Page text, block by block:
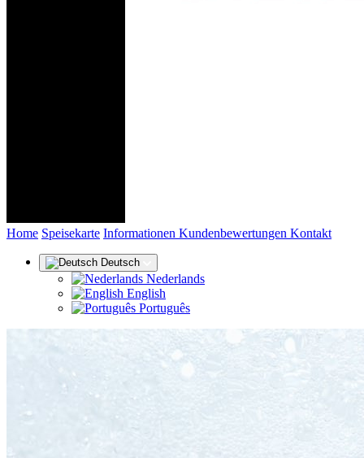
Home Speisekarte Informationen Kundenbewertungen Kontakt
Deutsch
Nederlands
English
Português